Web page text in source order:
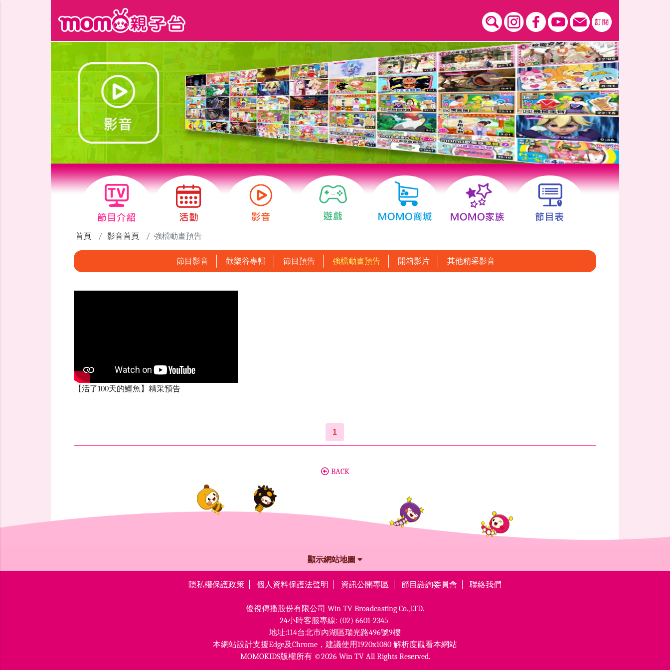
首頁 影音首頁 強檔動畫預告
節目影音 歡樂谷專輯 節目預告 強檔動畫預告 開箱影片 其他精采影音
【活了100天的鱷魚】精采預告
1
BACK
顯示網站地圖
隱私權保護政策 個人資料保護法聲明 資訊公開專區 節目諮詢委員會 聯絡我們
優視傳播股份有限公司 Win TV Broadcasting Co.,LTD.
24小時客服專線: (02) 6601-2345
地址:114台北市內湖區瑞光路496號9樓
本網站設計支援Edge及Chrome， 建議使用1920x1080 解析度觀看本網站
MOMOKIDS版權所有 ©2026 Win TV All Rights Reserved.